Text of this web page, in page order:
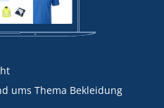
ums Thema Bekleidung